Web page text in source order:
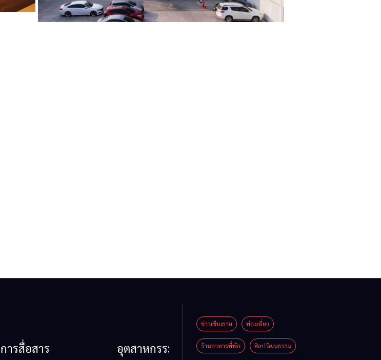
การสื่อสาร
อุตสาหกรรม
ข่าวเชียงราย ท่องเที่ยว
ร้านอาหารที่พัก ศิลปวัฒนธรรม